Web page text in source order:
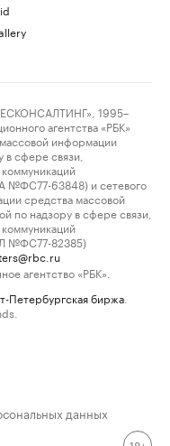
1995–
агентства «РБК»
информации
сфере связи,
№ФС77-63848) и сетевого
средства массовой
по надзору в сфере связи,
№ФС77-82385)
агентство «РБК».
Петербургская биржа
данных